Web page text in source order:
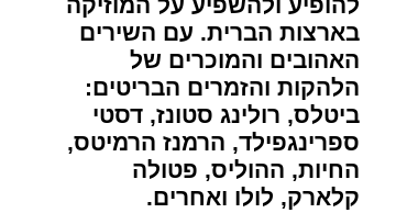
להופיע ולהשפיע על המוזיקה
בארצות הברית. עם השירים
האהובים והמוכרים של
הלהקות והזמרים הבריטים:
ביטלס, רולינג סטונז, דסטי
ספרינגפילד, הרמנז הרמיטס,
החיות, ההוליס, פטולה
קלארק, לולו ואחרים.